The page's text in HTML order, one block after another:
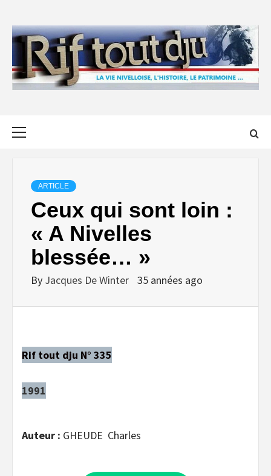
content
ARTICLE
Ceux qui sont loin :
« A Nivelles
blessée… »
By Jacques De Winter 35 années ago
Rif tout dju N° 335
1991
Auteur : GHEUDE Charles